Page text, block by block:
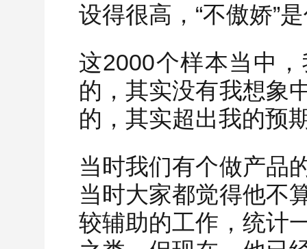
设得很高，“不傲娇”
这2000个样本当中
的，其实没有我想象
的，其实超出我的预
当时我们有个做产品
当时大家都觉得他不
较辅助的工作，统计